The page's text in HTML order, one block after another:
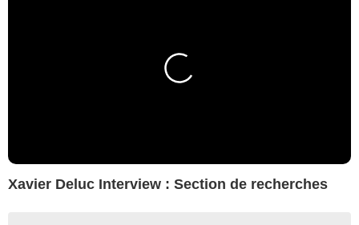
Xavier Deluc Interview : Section de recherches